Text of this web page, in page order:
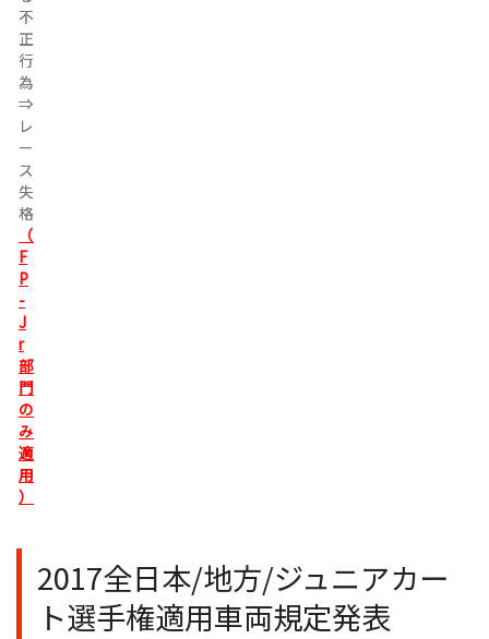
不
正
行
為
⇒
レ
ー
ス
失
格
不
正
行
為
⇒
レ
ー
ス
失
格
（
F
P
-
J
r
部
門
の
み
適
用
）
2017全日本/地方/ジュニアカー
ト選手権適用車両規定発表